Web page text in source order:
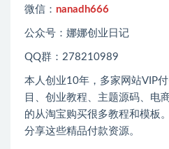
微信： nanadh666
公众号：娜娜创业日记
QQ群：278210989
本人创业10年，多家网站VIP
目、创业教程、主题源码、电
的从淘宝购买很多教程和模板
分享这些精品付款资源。